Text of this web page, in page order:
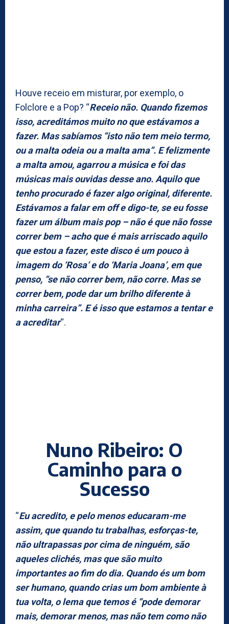
Houve receio em misturar, por exemplo, o
Folclore e a Pop? “Receio não. Quando fizemos
isso, acreditámos muito no que estávamos a
fazer. Mas sabíamos “isto não tem meio termo,
ou a malta odeia ou a malta ama”. E felizmente
a malta amou, agarrou a música e foi das
músicas mais ouvidas desse ano. Aquilo que
tenho procurado é fazer algo original, diferente.
Estávamos a falar em off e digo-te, se eu fosse
fazer um álbum mais pop – não é que não fosse
correr bem – acho que é mais arriscado aquilo
que estou a fazer, este disco é um pouco à
imagem do ‘Rosa’ e do ‘Maria Joana’, em que
penso, “se não correr bem, não corre. Mas se
correr bem, pode dar um brilho diferente à
minha carreira”. E é isso que estamos a tentar e
a acreditar“.
Nuno Ribeiro: O
Caminho para o
Sucesso
“Eu acredito, e pelo menos educaram-me
assim, que quando tu trabalhas, esforças-te,
não ultrapassas por cima de ninguém, são
aqueles clichés, mas que são muito
importantes ao fim do dia. Quando és um bom
ser humano, quando crias um bom ambiente à
tua volta, o lema que temos é “pode demorar
mais, demorar menos, mas não tem como não